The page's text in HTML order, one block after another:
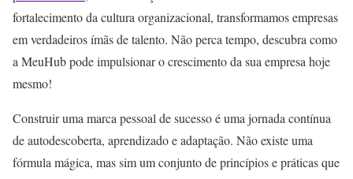
fortalecimento da cultura organizacional, transformamos empresas
em verdadeiros ímãs de talento. Não perca tempo, descubra como
a MeuHub pode impulsionar o crescimento da sua empresa hoje
mesmo!
Construir uma marca pessoal de sucesso é uma jornada contínua
de autodescoberta, aprendizado e adaptação. Não existe uma
fórmula mágica, mas sim um conjunto de princípios e práticas que